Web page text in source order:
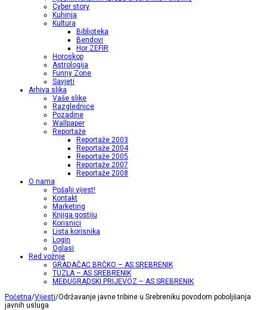
Cyber story
Kuhinja
Kultura
Biblioteka
Bendovi
Hor ZEFIR
Horoskop
Astrologija
Funny Zone
Savjeti
Arhiva slika
Vaše slike
Razglednice
Pozadine
Wallpaper
Reportaže
Reportaže 2003
Reportaže 2004
Reportaže 2005
Reportaže 2007
Reportaže 2008
O nama
Pošalji vijest!
Kontakt
Marketing
Knjiga gostiju
Korisnici
Lista korisnika
Login
Oglasi
Red vožnje
GRADAČAC BRČKO – AS SREBRENIK
TUZLA – AS SREBRENIK
MEĐUGRADSKI PRIJEVOZ – AS SREBRENIK
Početna/Vijesti/Održavanje javne tribine u Srebreniku povodom poboljšanja
javnih usluga